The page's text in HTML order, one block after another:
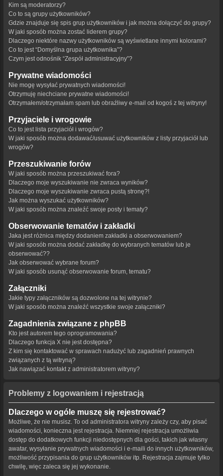
Kim są moderatorzy?
Co to są grupy użytkowników?
Gdzie znajduje się spis grup użytkowników i jak można dołączyć do grupy?
W jaki sposób można zostać liderem grupy?
Dlaczego niektóre nazwy użytkowników są wyświetlane innymi kolorami?
Co to jest “Domyślna grupa użytkownika”?
Czym jest odnośnik “Zespół administracyjny”?
Prywatne wiadomości
Nie mogę wysyłać prywatnych wiadomości!
Otrzymuję niechciane prywatne wiadomości!
Otrzymałem/otrzymałam spam lub obraźliwy e-mail od kogoś z tej witryny!
Przyjaciele i wrogowie
Co to jest lista przyjaciół i wrogów?
W jaki sposób można dodawać/usuwać użytkowników z listy przyjaciół lub
wrogów?
Przeszukiwanie forów
W jaki sposób można przeszukiwać fora?
Dlaczego moje wyszukiwanie nie zwraca wyników?
Dlaczego moje wyszukiwanie zwraca pustą stronę?!
Jak można wyszukać użytkowników?
W jaki sposób można znaleźć swoje posty i tematy?
Obserwowanie tematów i zakładki
Jaka jest różnica między dodaniem zakładki a obserwowaniem?
W jaki sposób można dodać zakładkę do wybranych tematów lub je
obserwować??
Jak obserwować wybrane forum?
W jaki sposób usunąć obserwowanie forum, tematu?
Załączniki
Jakie typy załączników są dozwolone na tej witrynie?
W jaki sposób można znaleźć wszystkie swoje załączniki?
Zagadnienia związane z phpBB
Kto jest autorem tego oprogramowania?
Dlaczego funkcja X nie jest dostępna?
Z kim się kontaktować w sprawach nadużyć lub zagadnień prawnych
związanych z tą witryną?
Jak nawiązać kontakt z administratorem witryny?
Problemy z logowaniem i rejestracją
Dlaczego w ogóle muszę się rejestrować?
Możliwe, że nie musisz. To od administratora witryny zależy czy, aby pisać
wiadomości, konieczna jest rejestracja. Niemniej rejestracja umożliwia
dostęp do dodatkowych funkcji niedostępnych dla gości, takich jak własny
awatar, wysyłanie prywatnych wiadomości i e-maili do innych użytkowników,
możliwość przypisania do grup użytkowników itp. Rejestracja zajmuje tylko
chwilę, więc zaleca się jej wykonanie.